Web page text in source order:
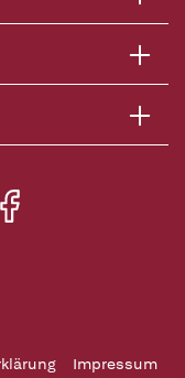
Impressum